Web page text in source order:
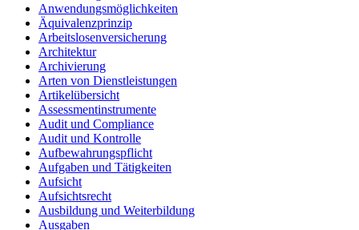
Anwendungsmöglichkeiten
Äquivalenzprinzip
Arbeitslosenversicherung
Architektur
Archivierung
Arten von Dienstleistungen
Artikelübersicht
Assessmentinstrumente
Audit und Compliance
Audit und Kontrolle
Aufbewahrungspflicht
Aufgaben und Tätigkeiten
Aufsicht
Aufsichtsrecht
Ausbildung und Weiterbildung
Ausgaben